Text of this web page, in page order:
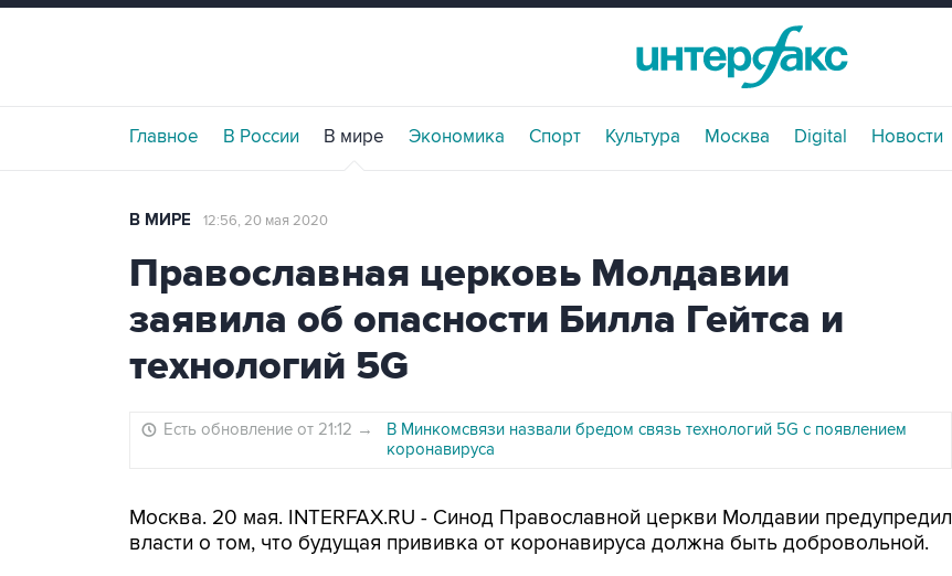
Главное В России В мире Экономика Спорт Культура Москва Digital Новости
В МИРЕ 12:56, 20 мая 2020
Православная церковь Молдавии
заявила об опасности Билла Гейтса и
технологий 5G
Есть обновление от 21:12 →
В Минкомсвязи назвали бредом связь технологий 5G с появлением
коронавируса
Москва. 20 мая. INTERFAX.RU - Синод Православной церкви Молдавии предупредил
власти о том, что будущая прививка от коронавируса должна быть добровольной.